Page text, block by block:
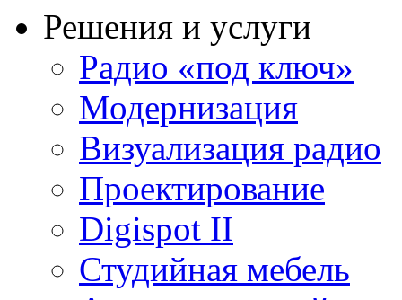
Решения и услуги
Радио «под ключ»
Модернизация
Визуализация радио
Проектирование
Digispot II
Студийная мебель